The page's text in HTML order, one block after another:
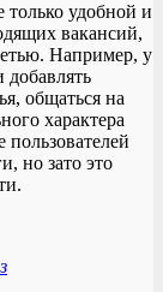
только удобной и
вакансий,
Например, у
добавлять
общаться на
характера
но зато это